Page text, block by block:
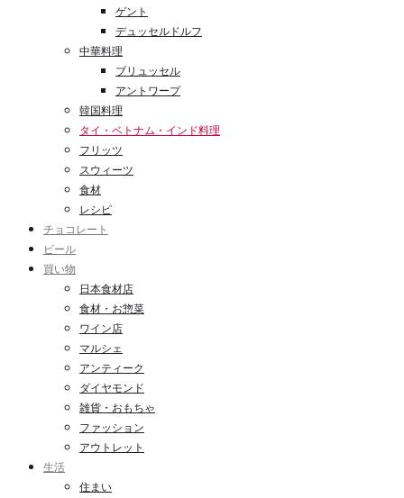
ゲント
デュッセルドルフ
中華料理
ブリュッセル
アントワープ
韓国料理
タイ・ベトナム・インド料理
フリッツ
スウィーツ
食材
レシピ
チョコレート
ビール
買い物
日本食材店
食材・お惣菜
ワイン店
マルシェ
アンティーク
ダイヤモンド
雑貨・おもちゃ
ファッション
アウトレット
生活
住まい